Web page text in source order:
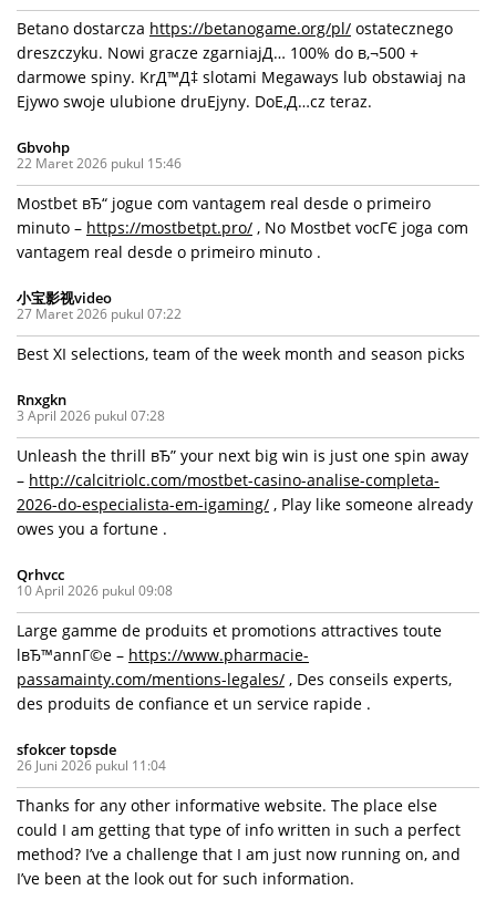
Betano dostarcza https://betanogame.org/pl/ ostatecznego
dreszczyku. Nowi gracze zgarniajД… 100% do в‚¬500 +
darmowe spiny. KrД™Д‡ slotami Megaways lub obstawiaj na
Ејywo swoje ulubione druЕјyny. DoЕ‚Д…cz teraz.
Gbvohp
22 Maret 2026 pukul 15:46
Mostbet вЂ“ jogue com vantagem real desde o primeiro
minuto – https://mostbetpt.pro/ , No Mostbet vocГЄ joga com
vantagem real desde o primeiro minuto .
小宝影视video
27 Maret 2026 pukul 07:22
Best XI selections, team of the week month and season picks
Rnxgkn
3 April 2026 pukul 07:28
Unleash the thrill вЂ” your next big win is just one spin away
– http://calcitriolc.com/mostbet-casino-analise-completa-
2026-do-especialista-em-igaming/ , Play like someone already
owes you a fortune .
Qrhvcc
10 April 2026 pukul 09:08
Large gamme de produits et promotions attractives toute
lвЂ™annГ©e – https://www.pharmacie-
passamainty.com/mentions-legales/ , Des conseils experts,
des produits de confiance et un service rapide .
sfokcer topsde
26 Juni 2026 pukul 11:04
Thanks for any other informative website. The place else
could I am getting that type of info written in such a perfect
method? I’ve a challenge that I am just now running on, and
I’ve been at the look out for such information.